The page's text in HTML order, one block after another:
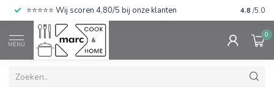
⭐⭐⭐⭐⭐ Wij scoren 4,80/5 bij onze klanten 4.8 /5.0
MENU
0